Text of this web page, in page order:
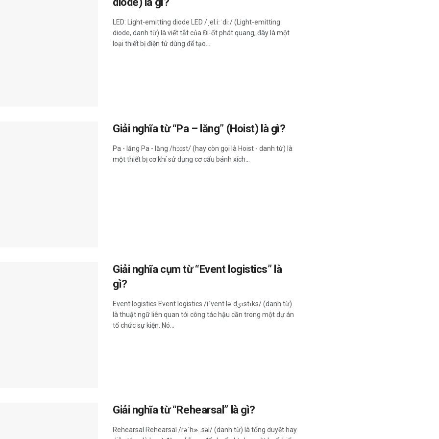
LED: Light-emitting diode LED /ˌel.iːˈdiː/ (Light-emitting
diode, danh từ) là viết tắt của Đi-ốt phát quang, đây là một
loại thiết bị điện tử dùng để tạo...
Giải nghĩa từ “Pa – lăng” (Hoist) là gì?
Pa - lăng Pa - lăng /hɔɪst/ (hay còn gọi là Hoist - danh từ) là
một thiết bị cơ khí sử dụng cơ cấu bánh xích...
Giải nghĩa cụm từ “Event logistics” là
gì?
Event logistics Event logistics /iˈvent ləˈdʒɪstɪks/ (danh từ)
là thuật ngữ liên quan tới công tác hậu cần trong một dự án
tổ chức sự kiện. Nó...
Giải nghĩa từ “Rehearsal” là gì?
Rehearsal Rehearsal /rəˈhɝː.səl/ (danh từ) là tổng duyệt hay